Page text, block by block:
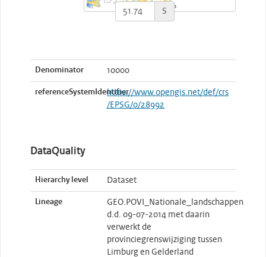
S
Denominator 10000
referenceSystemIdentifierhttps://www.opengis.net/def/crs
/EPSG/0/28992
DataQuality
Hierarchy level Dataset
Lineage
GEO.POVI_Nationale_landschappen
d.d. 09-07-2014 met daarin
verwerkt de
provinciegrenswijziging tussen
Limburg en Gelderland